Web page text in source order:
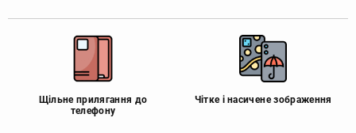
Щільне прилягання до
телефону
Чітке і насичене зображення